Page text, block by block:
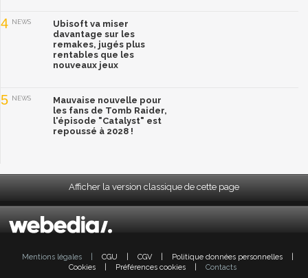
4 NEWS
Ubisoft va miser
davantage sur les
remakes, jugés plus
rentables que les
nouveaux jeux
5 NEWS
Mauvaise nouvelle pour
les fans de Tomb Raider,
l'épisode "Catalyst" est
repoussé à 2028 !
Afficher la version classique de cette page
Mentions légales CGU CGV Politique données personnelles
Cookies
Préférences cookies Contacts